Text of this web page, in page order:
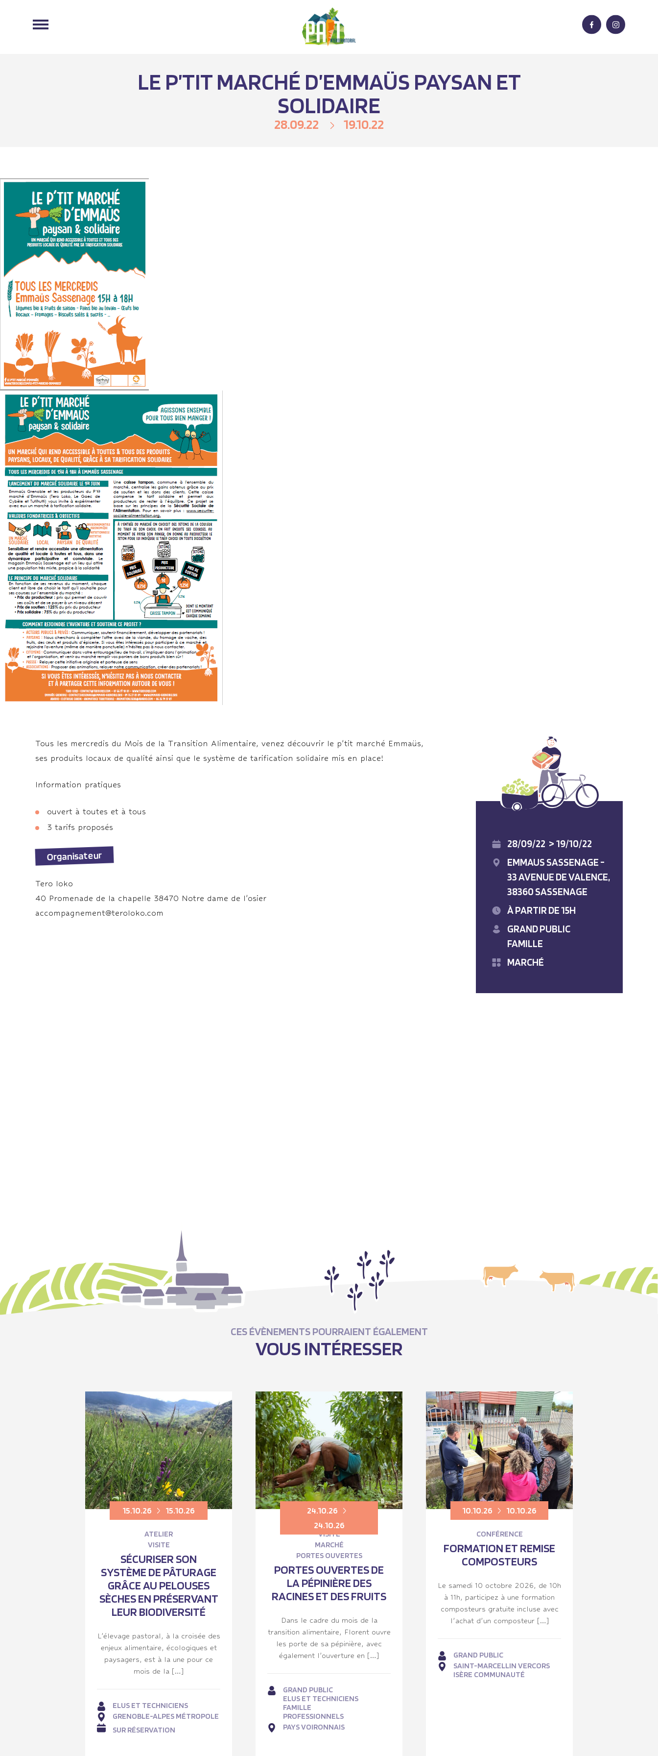
LE P’TIT MARCHÉ D’EMMAÜS PAYSAN ET
SOLIDAIRE
28.09.22 19.10.22
Tous les mercredis du Mois de la Transition Alimentaire, venez découvrir le p’tit marché Emmaüs,
ses produits locaux de qualité ainsi que le système de tarification solidaire mis en place!
Information pratiques
ouvert à toutes et à tous
3 tarifs proposés
Organisateur
Tero loko
40 Promenade de la chapelle 38470 Notre dame de l’osier
accompagnement@teroloko.com
28/09/22 > 19/10/22
EMMAUS SASSENAGE -
33 AVENUE DE VALENCE,
38360 SASSENAGE
À PARTIR DE 15H
GRAND PUBLIC
FAMILLE
MARCHÉ
CES ÉVÈNEMENTS POURRAIENT ÉGALEMENT
VOUS INTÉRESSER
15.10.26 15.10.26
ATELIER
VISITE
SÉCURISER SON
SYSTÈME DE PÂTURAGE
GRÂCE AU PELOUSES
SÈCHES EN PRÉSERVANT
LEUR BIODIVERSITÉ
L’élevage pastoral, à la croisée des
enjeux alimentaire, écologiques et
paysagers, est à la une pour ce
mois de la […]
ELUS ET TECHNICIENS
GRENOBLE-ALPES MÉTROPOLE
SUR RÉSERVATION
24.10.26
24.10.26
VISITE
MARCHÉ
PORTES OUVERTES
PORTES OUVERTES DE
LA PÉPINIÈRE DES
RACINES ET DES FRUITS
Dans le cadre du mois de la
transition alimentaire, Florent ouvre
les porte de sa pépinière, avec
également l’ouverture en […]
GRAND PUBLIC
ELUS ET TECHNICIENS
FAMILLE
PROFESSIONNELS
PAYS VOIRONNAIS
10.10.26 10.10.26
CONFÉRENCE
FORMATION ET REMISE
COMPOSTEURS
Le samedi 10 octobre 2026, de 10h
à 11h, participez à une formation
composteurs gratuite incluse avec
l’achat d’un composteur […]
GRAND PUBLIC
SAINT-MARCELLIN VERCORS
ISÈRE COMMUNAUTÉ